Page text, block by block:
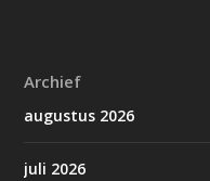
Archief
augustus 2026
juli 2026